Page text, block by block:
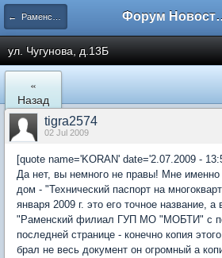
← Раменское Форум
ул. Чугунова, д.13Б
«
Назад
tigra2574
02 Jul 2009
[quote name='KORAN' date='2.07.2009 -
Да нет, вы немного не правы! Мне именно
дом - "Технический паспорт на
января 2009 г. это его точное название,
"Раменский филиал ГУП МО "МОБТИ" с
последней странице - конечно копия
брал не весь документ он огромный а